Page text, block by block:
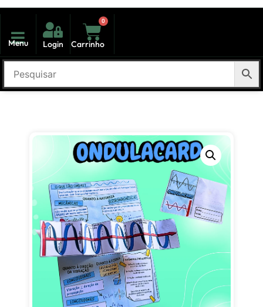
Menu Login
0
Carrinho